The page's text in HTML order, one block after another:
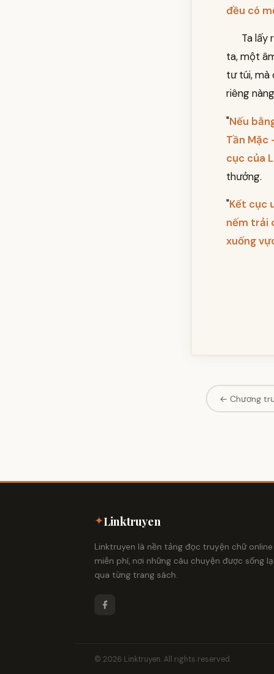
đều có
Ta lấy
ta, một
tư túi, mà
riêng
"Nếu
Tần Mặc
cục của
thưởng.
"Kết cục
nếm trải
xuống
← Chương
✦Linktruyen
Linktruyen là nền tảng đọc truyện chữ online
miễn phí, nơi những câu chuyện được sống lại
qua từng trang sách.
© 2026 Linktruyen. All rights reserved.